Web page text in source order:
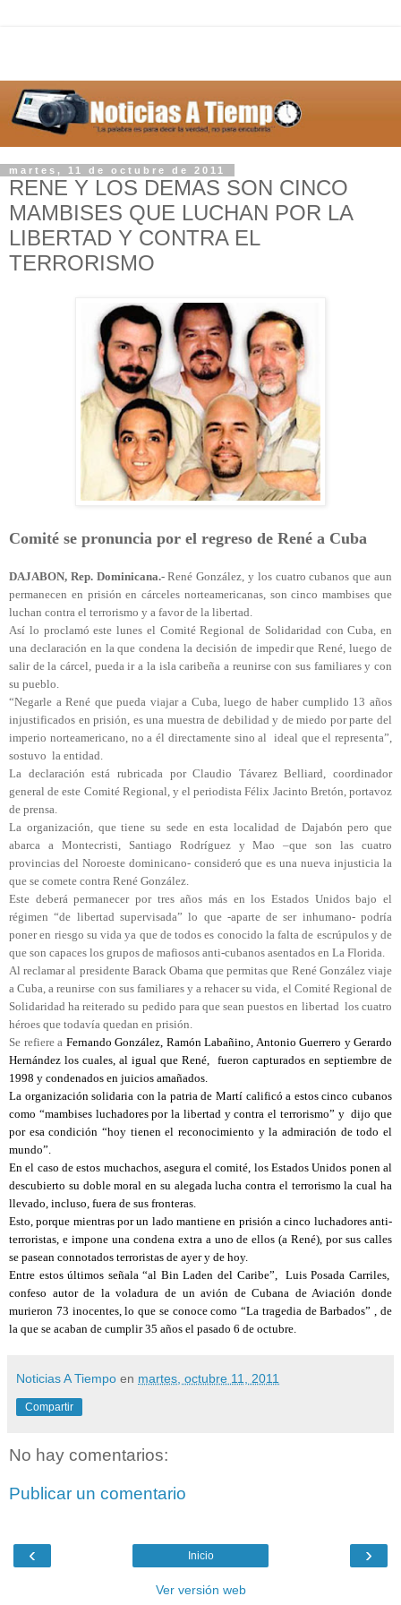
martes, 11 de octubre de 2011
RENE Y LOS DEMAS SON CINCO
MAMBISES QUE LUCHAN POR LA
LIBERTAD Y CONTRA EL
TERRORISMO
Comité se pronuncia por el regreso de René a Cuba
DAJABON, Rep. Dominicana.-René González, y los cuatro cubanos que aun
permanecen en prisión en cárceles norteamericanas, son cinco mambises que
luchan contra el terrorismo y a favor de la libertad.
Así lo proclamó este lunes el Comité Regional de Solidaridad con Cuba, en
una declaración en la que condena la decisión de impedir que René, luego de
salir de la cárcel, pueda ir a la isla caribeña a reunirse con sus familiares y con
su pueblo.
“Negarle a René que pueda viajar a Cuba, luego de haber cumplido 13 años
injustificados en prisión, es una muestra de debilidad y de miedo por parte del
imperio norteamericano, no a él directamente sino al ideal que el representa”,
sostuvo la entidad.
La declaración está rubricada por Claudio Távarez Belliard, coordinador
general de este Comité Regional, y el periodista Félix Jacinto Bretón, portavoz
de prensa.
La organización, que tiene su sede en esta localidad de Dajabón pero que
abarca a Montecristi, Santiago Rodríguez y Mao –que son las cuatro
provincias del Noroeste dominicano- consideró que es una nueva injusticia la
que se comete contra René González.
Este deberá permanecer por tres años más en los Estados Unidos bajo el
régimen “de libertad supervisada” lo que -aparte de ser inhumano- podría
poner en riesgo su vida ya que de todos es conocido la falta de escrúpulos y de
que son capaces los grupos de mafiosos anti-cubanos asentados en La Florida.
Al reclamar al presidente Barack Obama que permitas que René González viaje
a Cuba, a reunirse con sus familiares y a rehacer su vida, el Comité Regional de
Solidaridad ha reiterado su pedido para que sean puestos en libertad los cuatro
héroes que todavía quedan en prisión.
Se refiere a Fernando González, Ramón Labañino, Antonio Guerrero y Gerardo
Hernández los cuales, al igual que René, fueron capturados en septiembre de
1998 y condenados en juicios amañados.
La organización solidaria con la patria de Martí calificó a estos cinco cubanos
como “mambises luchadores por la libertad y contra el terrorismo” y dijo que
por esa condición “hoy tienen el reconocimiento y la admiración de todo el
mundo”.
En el caso de estos muchachos, asegura el comité, los Estados Unidos ponen al
descubierto su doble moral en su alegada lucha contra el terrorismo la cual ha
llevado, incluso, fuera de sus fronteras.
Esto, porque mientras por un lado mantiene en prisión a cinco luchadores anti-
terroristas, e impone una condena extra a uno de ellos (a René), por sus calles
se pasean connotados terroristas de ayer y de hoy.
Entre estos últimos señala “al Bin Laden del Caribe”, Luis Posada Carriles,
confeso autor de la voladura de un avión de Cubana de Aviación donde
murieron 73 inocentes, lo que se conoce como “La tragedia de Barbados” , de
la que se acaban de cumplir 35 años el pasado 6 de octubre.
Noticias A Tiempo en martes, octubre 11, 2011
Compartir
No hay comentarios:
Publicar un comentario
‹ ›
Inicio
Ver versión web